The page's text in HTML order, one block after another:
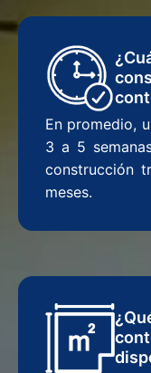
En promedio,
3 a 5
construcción
meses.